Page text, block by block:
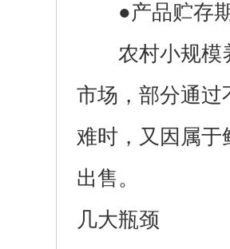
●产品贮存期
农村小规模养
市场，部分通过
难时，又因属
出售。
几大瓶颈